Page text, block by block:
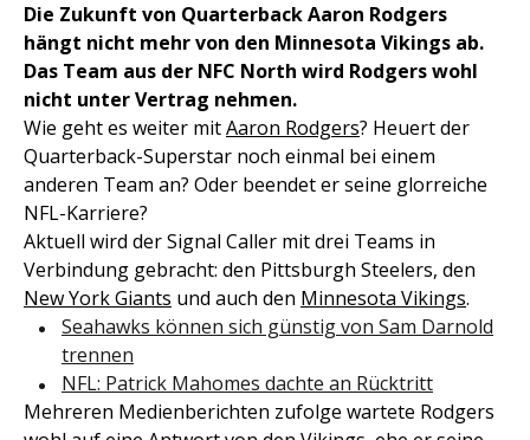
Die Zukunft von Quarterback Aaron Rodgers
hängt nicht mehr von den Minnesota Vikings ab.
Das Team aus der NFC North wird Rodgers wohl
nicht unter Vertrag nehmen.
Wie geht es weiter mitAaron Rodgers? Heuert der
Quarterback-Superstar noch einmal bei einem
anderen Team an? Oder beendet er seine glorreiche
NFL-Karriere?
Aktuell wird der Signal Caller mit drei Teams in
Verbindung gebracht: den Pittsburgh Steelers, den
New York Giants und auch den Minnesota Vikings.
Seahawks können sich günstig von Sam Darnold
trennen
NFL: Patrick Mahomes dachte an Rücktritt
Mehreren Medienberichten zufolge wartete Rodgers